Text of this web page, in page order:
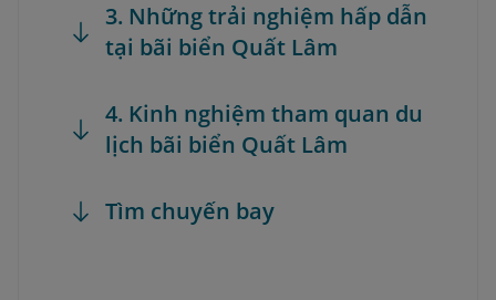
3. Những trải nghiệm hấp dẫn
tại bãi biển Quất Lâm
4. Kinh nghiệm tham quan du
lịch bãi biển Quất Lâm
Tìm chuyến bay